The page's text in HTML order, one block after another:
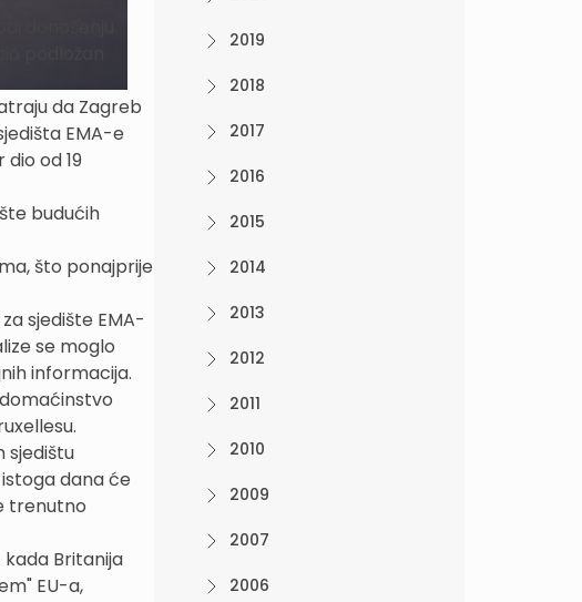
donošenju
podložan
da Zagreb
EMA-e
od 19
budućih
što ponajprije
sjedište EMA-
se moglo
informacija.
sjedištu
dana će
trenutno
kada Britanija
EU-a,
2019
2018
2017
2016
2015
2014
2013
2012
2011
2010
2009
2007
2006